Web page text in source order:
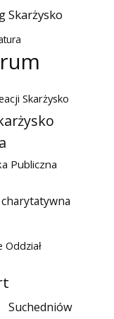
Skarżysko
Skarżysko
Publiczna
Suchedniów